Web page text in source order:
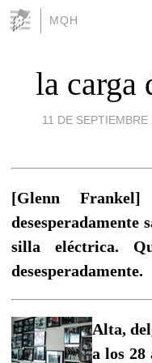
MQH
la carga
11 DE
[Glenn
desesperadamente
silla eléctrica.
desesperadamente.
Alta,
a los 28